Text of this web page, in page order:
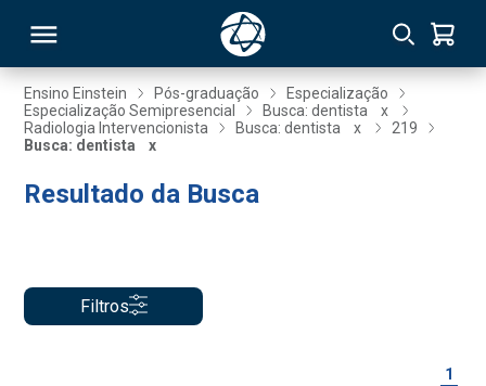
Ensino Einstein Pós-graduação
Especialização
Especialização Semipresencial
Busca: dentista
x
Radiologia Intervencionista
Busca: dentista x
219
Busca: dentista
x
Resultado da Busca
Filtros
1